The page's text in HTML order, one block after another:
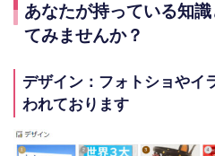
あなたが持っている知
てみませんか？
デザイン：フォトショやイ
われております